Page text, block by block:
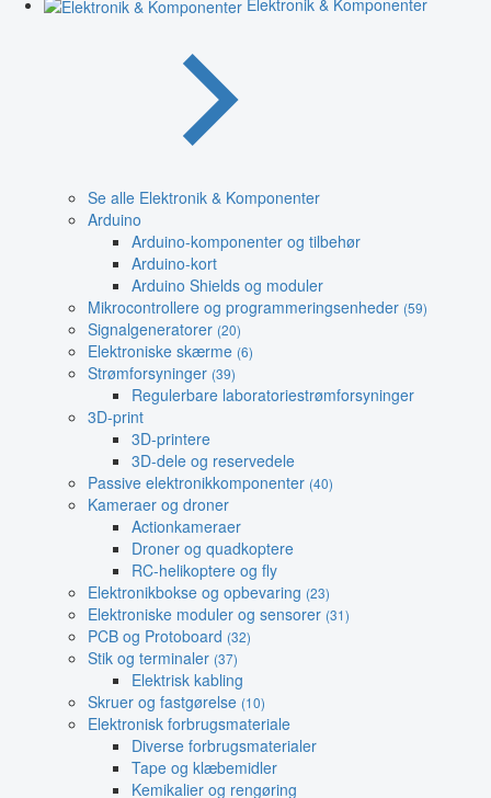
Se alle Elektronik & Komponenter
Arduino
Arduino-komponenter og tilbehør
Arduino-kort
Arduino Shields og moduler
Mikrocontrollere og programmeringsenheder (59)
Signalgeneratorer (20)
Elektroniske skærme (6)
Strømforsyninger (39)
Regulerbare laboratoriestrømforsyninger
3D-print
3D-printere
3D-dele og reservedele
Passive elektronikkomponenter (40)
Kameraer og droner
Actionkameraer
Droner og quadkoptere
RC-helikoptere og fly
Elektronikbokse og opbevaring (23)
Elektroniske moduler og sensorer (31)
PCB og Protoboard (32)
Stik og terminaler (37)
Elektrisk kabling
Skruer og fastgørelse (10)
Elektronisk forbrugsmateriale
Diverse forbrugsmaterialer
Tape og klæbemidler
Kemikalier og rengøring